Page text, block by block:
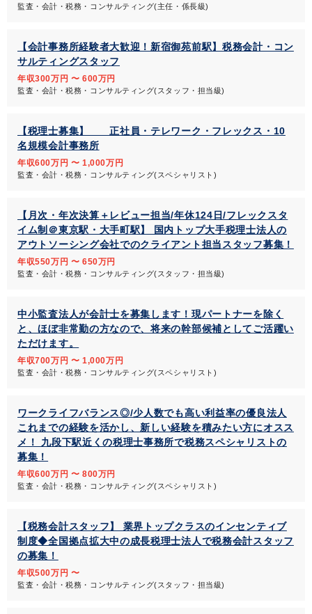
監査・会計・税務・コンサルティング(主任・係長級)
【会計事務所経験者大歓迎！新宿御苑前駅】税務会計・コン
サルティングスタッフ
年収300万円 〜 600万円
監査・会計・税務・コンサルティング(スタッフ・担当級)
【税理士募集】 正社員・テレワーク・フレックス・10
名規模会計事務所
年収600万円 〜 1,000万円
監査・会計・税務・コンサルティング(スペシャリスト)
【月次・年次決算＋レビュー担当/年休124日/フレックスタ
イム制＠東京駅・大手町駅】 国内トップ大手税理士法人の
アウトソーシング会社でのクライアント担当スタッフ募集！
年収550万円 〜 650万円
監査・会計・税務・コンサルティング(スタッフ・担当級)
中小監査法人が会計士を募集します！現パートナーを除く
と、ほぼ非常勤の方なので、将来の幹部候補としてご活躍い
ただけます。
年収700万円 〜 1,000万円
監査・会計・税務・コンサルティング(スペシャリスト)
ワークライフバランス◎/少人数でも高い利益率の優良法人
これまでの経験を活かし、新しい経験を積みたい方にオスス
メ！ 九段下駅近くの税理士事務所で税務スペシャリストの
募集！
年収600万円 〜 800万円
監査・会計・税務・コンサルティング(スペシャリスト)
【税務会計スタッフ】 業界トップクラスのインセンティブ
制度◆全国拠点拡大中の成長税理士法人で税務会計スタッフ
の募集！
年収500万円 〜
監査・会計・税務・コンサルティング(スタッフ・担当級)